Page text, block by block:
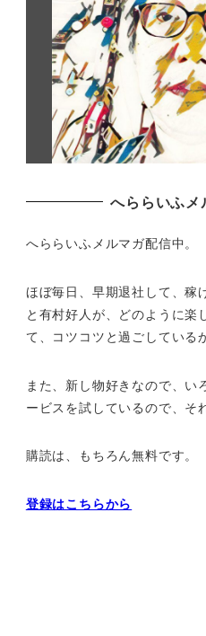
へららいふメ
へららいふメルマガ配信中。
ほぼ毎日、早期退社して、稼
と有村好人が、どのように楽
て、 コツコツと過ごしている
また、新し物好きなので、い
ービスを試しているので、そ
購読は、もちろん無料です。
登録はこちらから